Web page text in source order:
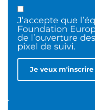
J’accepte que
Foundation
de l’ouverture
pixel de suivi.